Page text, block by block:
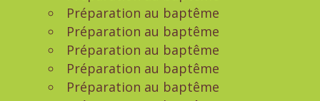
Préparation au baptême
Préparation au baptême
Préparation au baptême
Préparation au baptême
Préparation au baptême